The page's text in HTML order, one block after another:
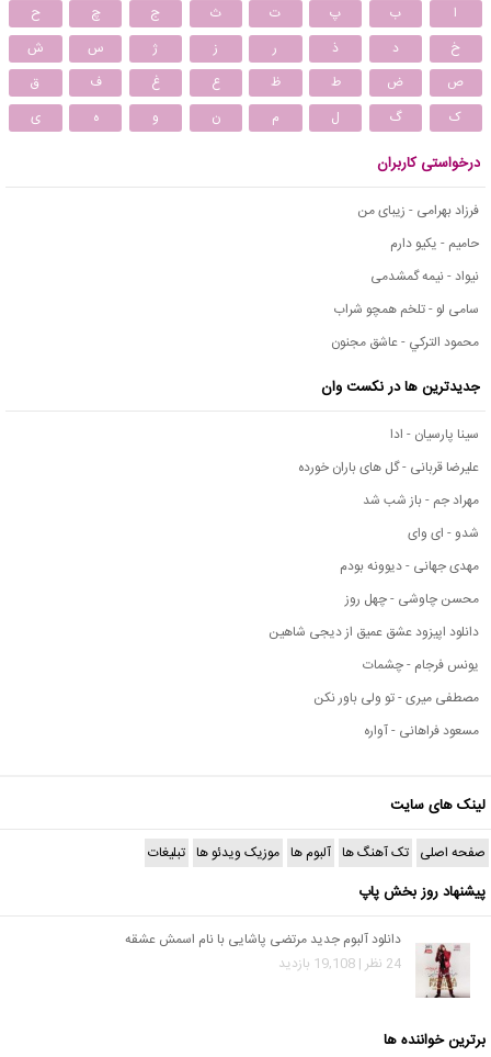
ا ب پ ت ث ج چ
ح
خ
د ذ ر ز ژ س
ش
ص
ض ط ظ ع غ ف
ق
ک
گ ل م ن و ه ی
درخواستی کاربران
فرزاد بهرامی - زیبای من
حامیم - یکیو دارم
نیواد - نیمه گمشدمی
سامی لو - تلخم همچو شراب
محمود التركي - عاشق مجنون
جدیدترین ها در نکست وان
سینا پارسیان - ادا
علیرضا قربانی - گل های باران خورده
مهراد جم - باز شب شد
شدو - ای وای
مهدی جهانی - دیوونه بودم
محسن چاوشی - چهل روز
دانلود اپیزود عشق عمیق از دیجی شاهین
یونس فرجام - چشمات
مصطفی میری - تو ولی باور نکن
مسعود فراهانی - آواره
لینک های سایت
صفحه اصلی تک آهنگ ها آلبوم ها موزیک ویدئو ها تبلیغات
پیشنهاد روز بخش پاپ
دانلود آلبوم جدید مرتضی پاشایی با نام اسمش عشقه
24 نظر | 19,108 بازدید
برترین خواننده ها